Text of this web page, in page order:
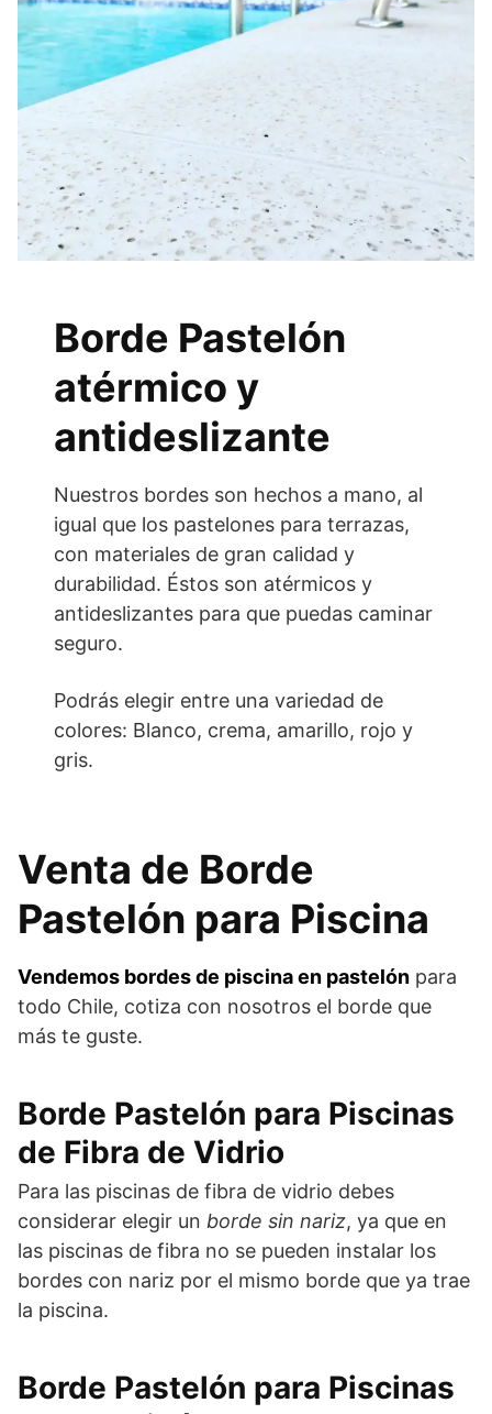
Borde Pastelón
atérmico y
antideslizante
Nuestros bordes son hechos a mano, al
igual que los pastelones para terrazas,
con materiales de gran calidad y
durabilidad. Éstos son atérmicos y
antideslizantes para que puedas caminar
seguro.
Podrás elegir entre una variedad de
colores: Blanco, crema, amarillo, rojo y
gris.
Venta de Borde
Pastelón para Piscina
Vendemos bordes de piscina en pastelón para
todo Chile, cotiza con nosotros el borde que
más te guste.
Borde Pastelón para Piscinas
de Fibra de Vidrio
Para las piscinas de fibra de vidrio debes
considerar elegir un borde sin nariz, ya que en
las piscinas de fibra no se pueden instalar los
bordes con nariz por el mismo borde que ya trae
la piscina.
Borde Pastelón para Piscinas